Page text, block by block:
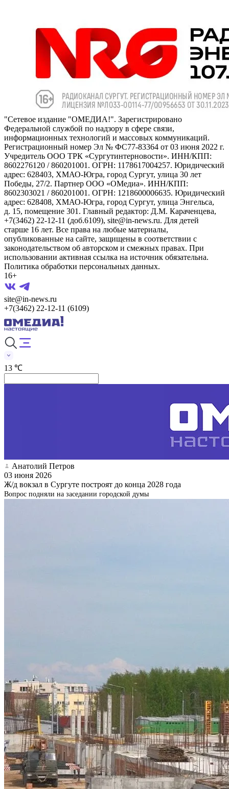
"Сетевое издание "ОМЕДИА!". Зарегистрировано
Федеральной службой по надзору в сфере связи,
информационных технологий и массовых коммуникаций.
Регистрационный номер Эл № ФС77-83364 от 03 июня 2022 г.
Учредитель ООО ТРК «Сургутинтерновости». ИНН/КПП:
8602276120 / 860201001. ОГРН: 1178617004257. Юридический
адрес: 628403, ХМАО-Югра, город Сургут, улица 30 лет
Победы, 27/2. Партнер ООО «ОМедиа». ИНН/КПП:
8602303021 / 860201001. ОГРН: 1218600006635. Юридический
адрес: 628408, ХМАО-Югра, город Сургут, улица Энгельса,
д. 15, помещение 301. Главный редактор: Д.М. Караченцева,
+7(3462) 22-12-11 (доб.6109), site@in-news.ru. Для детей
старше 16 лет. Все права на любые материалы,
опубликованные на сайте, защищены в соответствии с
законодательством об авторском и смежных правах. При
использовании активная ссылка на источник обязательна.
Политика обработки персональных данных.
16+
site@in-news.ru
+7(3462) 22-12-11 (6109)
13 ℃
Анатолий Петров
03 июня 2026
Ж/д вокзал в Сургуте построят до конца 2028 года
Вопрос подняли на заседании городской думы